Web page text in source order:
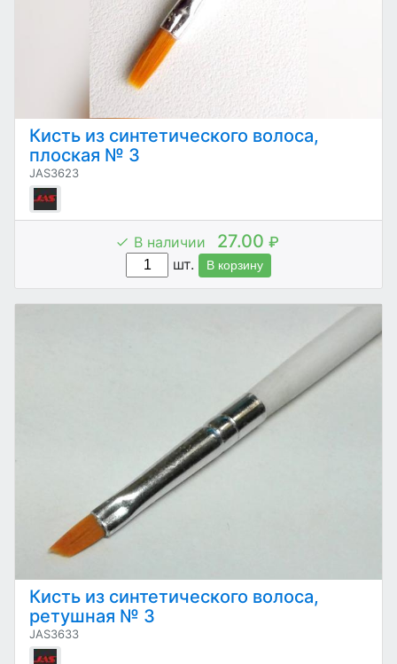
Кисть из синтетического волоса,
плоская № 3
JAS3623
В наличии 27.00 ₽
шт.
В корзину
Кисть из синтетического волоса,
ретушная № 3
JAS3633